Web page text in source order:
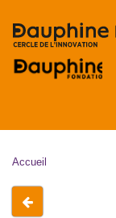
Vous êtes ici
Accueil
Avant